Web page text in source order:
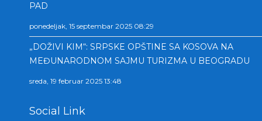
PAD
ponedeljak, 15 septembar 2025 08:29
„DOŽIVI KIM“: SRPSKE OPŠTINE SA KOSOVA NA
MEĐUNARODNOM SAJMU TURIZMA U BEOGRADU
sreda, 19 februar 2025 13:48
Social Link